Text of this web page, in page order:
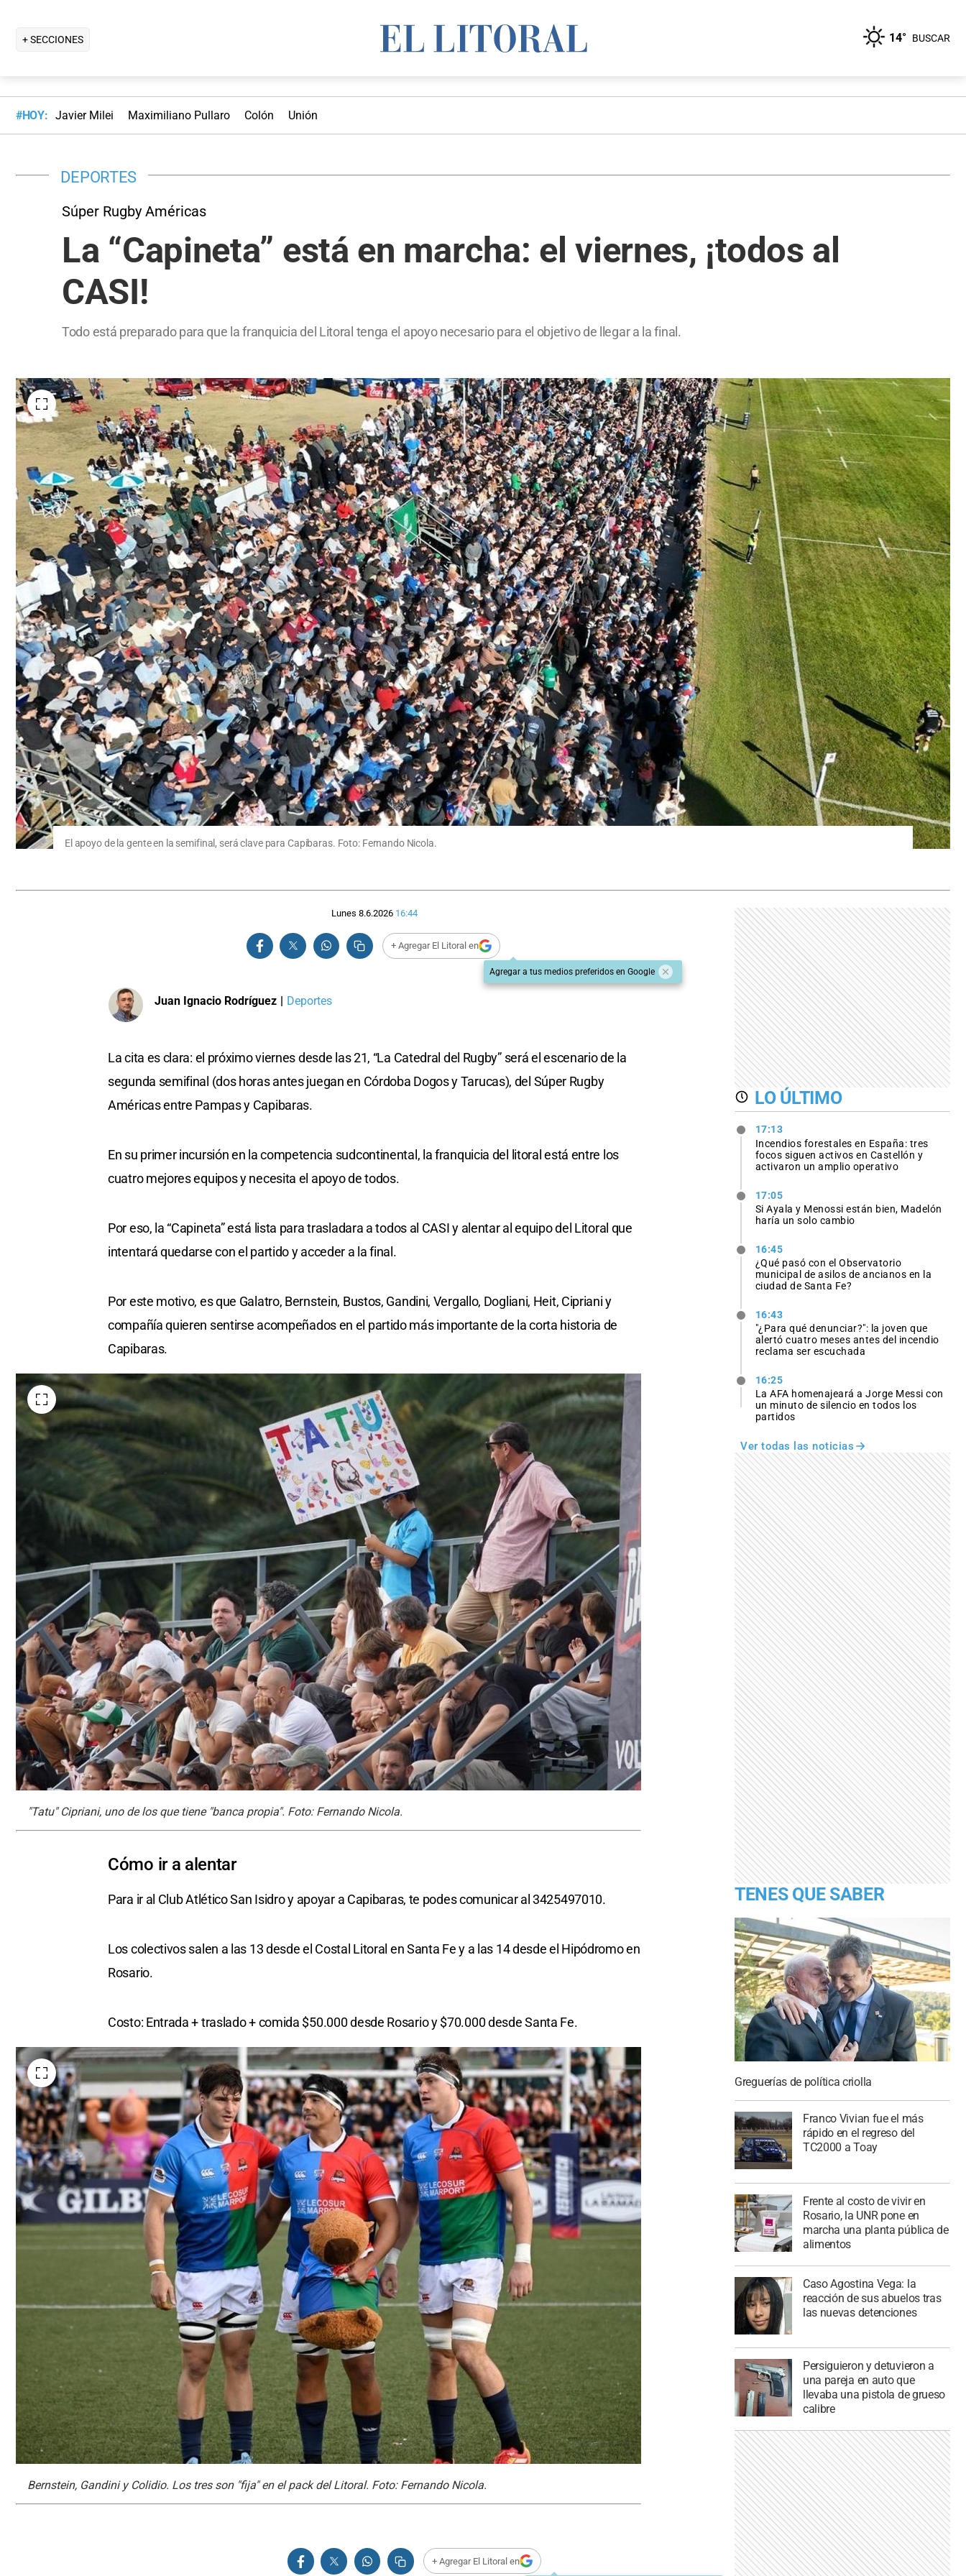
+ SECCIONES 14° BUSCAR
#HOY: Javier Milei Maximiliano Pullaro Colón Unión
DEPORTES
Súper Rugby Américas
La “Capineta” está en marcha: el viernes, ¡todos al
CASI!
Todo está preparado para que la franquicia del Litoral tenga el apoyo necesario para el objetivo de llegar a la final.
El apoyo de la gente en la semifinal, será clave para Capibaras. Foto: Fernando Nicola.
Lunes 8.6.2026 16:44
+ Agregar El Litoral en
Agregar a tus medios preferidos en Google
Juan Ignacio Rodríguez | Deportes
La cita es clara: el próximo viernes desde las 21, “La Catedral del Rugby” será el escenario de la
segunda semifinal (dos horas antes juegan en Córdoba Dogos y Tarucas), del Súper Rugby
Américas entre Pampas y Capibaras.
En su primer incursión en la competencia sudcontinental, la franquicia del litoral está entre los
cuatro mejores equipos y necesita el apoyo de todos.
Por eso, la “Capineta” está lista para trasladara a todos al CASI y alentar al equipo del Litoral que
intentará quedarse con el partido y acceder a la final.
Por este motivo, es que Galatro, Bernstein, Bustos, Gandini, Vergallo, Dogliani, Heit, Cipriani y
compañía quieren sentirse acompeñados en el partido más importante de la corta historia de
Capibaras.
"Tatu" Cipriani, uno de los que tiene "banca propia". Foto: Fernando Nicola.
Cómo ir a alentar
Para ir al Club Atlético San Isidro y apoyar a Capibaras, te podes comunicar al 3425497010.
Los colectivos salen a las 13 desde el Costal Litoral en Santa Fe y a las 14 desde el Hipódromo en
Rosario.
Costo: Entrada + traslado + comida $50.000 desde Rosario y $70.000 desde Santa Fe.
Bernstein, Gandini y Colidio. Los tres son "fija" en el pack del Litoral. Foto: Fernando Nicola.
+ Agregar El Litoral en
LO ÚLTIMO
17:13
Incendios forestales en España: tres
focos siguen activos en Castellón y
activaron un amplio operativo
17:05
Si Ayala y Menossi están bien, Madelón
haría un solo cambio
16:45
¿Qué pasó con el Observatorio
municipal de asilos de ancianos en la
ciudad de Santa Fe?
16:43
"¿Para qué denunciar?": la joven que
alertó cuatro meses antes del incendio
reclama ser escuchada
16:25
La AFA homenajeará a Jorge Messi con
un minuto de silencio en todos los
partidos
Ver todas las noticias
TENES QUE SABER
Greguerías de política criolla
Franco Vivian fue el más
rápido en el regreso del
TC2000 a Toay
Frente al costo de vivir en
Rosario, la UNR pone en
marcha una planta pública de
alimentos
Caso Agostina Vega: la
reacción de sus abuelos tras
las nuevas detenciones
Persiguieron y detuvieron a
una pareja en auto que
llevaba una pistola de grueso
calibre